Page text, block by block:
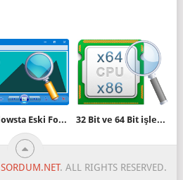
Windowsta Eski Fotoğraf Görüntüleyicisini kullanın 32 Bit ve 64 Bit işlemciler arasında ne fark var
SORDUM.NET. ALL RIGHTS RESERVED.